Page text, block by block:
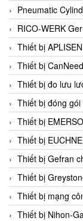
Pneumatic
RICO-WERK
Thiết bị
Thiết bị
Thiết bị đo lưu
Thiết bị đóng
Thiết bị
Thiết bị
Thiết bị Gefran
Thiết bị
Thiết bị mạng
Thiết bị Nihon-